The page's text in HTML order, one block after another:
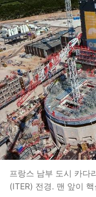
프랑스 남부 도시 카다
(ITER) 전경. 맨 앞이